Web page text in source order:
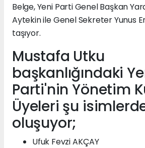
Belge, Yeni Parti Genel Başkan
Aytekin ile Genel Sekreter Yunus
taşıyor.
Mustafa Utku
başkanlığındaki
Parti'nin Yönetim
Üyeleri şu
oluşuyor;
Ufuk Fevzi AKÇAY